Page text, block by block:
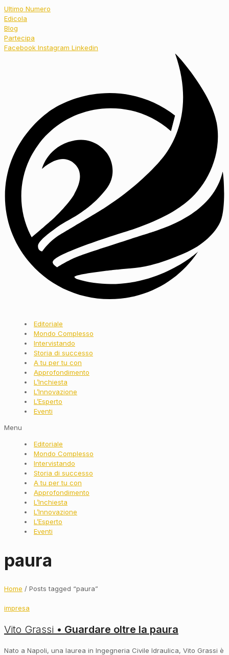
Ultimo Numero
Edicola
Blog
Partecipa
Facebook Instagram Linkedin
Editoriale
Mondo Complesso
Intervistando
Storia di successo
A tu per tu con
Approfondimento
L’Inchiesta
L’Innovazione
L’Esperto
Eventi
Menu
Editoriale
Mondo Complesso
Intervistando
Storia di successo
A tu per tu con
Approfondimento
L’Inchiesta
L’Innovazione
L’Esperto
Eventi
paura
Home / Posts tagged “paura”
impresa
Vito Grassi • Guardare oltre la paura
Nato a Napoli, una laurea in Ingegneria Civile Idraulica, Vito Grassi è